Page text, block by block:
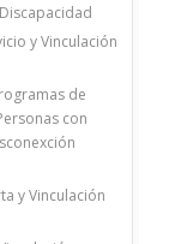
y Vinculación
de
con
y Vinculación